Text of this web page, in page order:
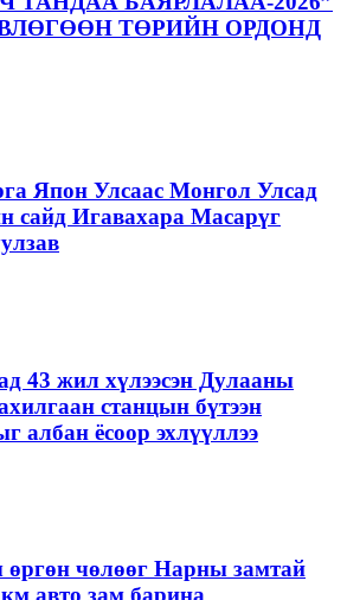
ТӨРИЙН ОРДОНД
Япон Улсаас Монгол Улсад
сайд Игавахара Масарүг
43 жил хүлээсэн Дулааны
станцын бүтээн
албан ёсоор эхлүүллээ
өргөн чөлөөг Нарны замтай
авто зам барина